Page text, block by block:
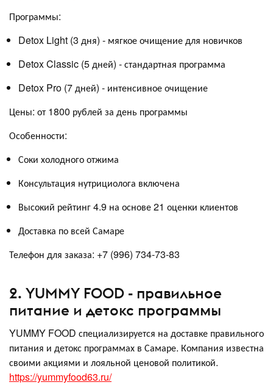
Программы:
Detox Light (3 дня) - мягкое очищение для новичков
Detox Classic (5 дней) - стандартная программа
Detox Pro (7 дней) - интенсивное очищение
Цены: от 1800 рублей за день программы
Особенности:
Соки холодного отжима
Консультация нутрициолога включена
Высокий рейтинг 4.9 на основе 21 оценки клиентов
Доставка по всей Самаре
Телефон для заказа: +7 (996) 734-73-83
2. YUMMY FOOD - правильное
питание и детокс программы
YUMMY FOOD специализируется на доставке правильного
питания и детокс программах в Самаре. Компания известна
своими акциями и лояльной ценовой политикой.
https://yummyfood63.ru/